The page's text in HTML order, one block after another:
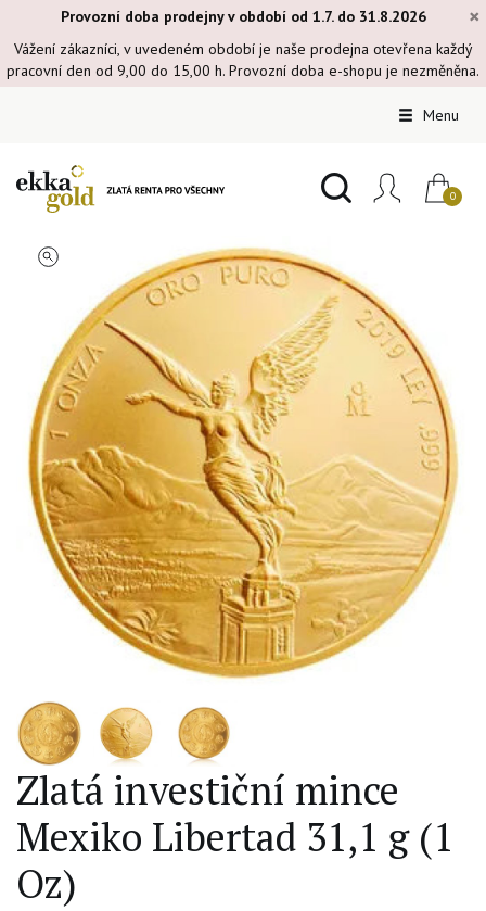
×
Provozní doba prodejny v období od 1.7. do 31.8.2026
Vážení zákazníci, v uvedeném období je naše prodejna otevřena každý
pracovní den od 9,00 do 15,00 h. Provozní doba e-shopu je nezměněna.
Menu
Zlatá investiční mince
Mexiko Libertad 31,1 g (1
Oz)